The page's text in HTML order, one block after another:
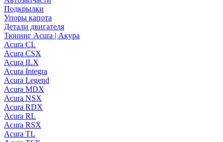
Подкрылки
Упоры капота
Детали двигателя
Тюнинг Acura | Акура
Acura CL
Acura CSX
Acura ILX
Acura Integra
Acura Legend
Acura MDX
Acura NSX
Acura RDX
Acura RL
Acura RSX
Acura TL